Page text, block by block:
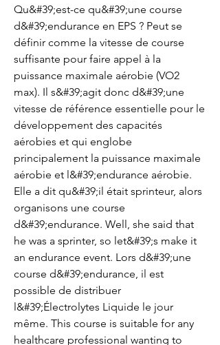
Qu&#39;est-ce qu&#39;une course
d&#39;endurance en EPS ? Peut se
définir comme la vitesse de course
suffisante pour faire appel à la
puissance maximale aérobie (VO2
max). Il s&#39;agit donc d&#39;une
vitesse de référence essentielle pour le
développement des capacités
aérobies et qui englobe
principalement la puissance maximale
aérobie et l&#39;endurance aérobie.
Elle a dit qu&#39;il était sprinteur, alors
organisons une course
d&#39;endurance. Well, she said that
he was a sprinter, so let&#39;s make it
an endurance event. Lors d&#39;une
course d&#39;endurance, il est
possible de distribuer
l&#39;Électrolytes Liquide le jour
même. This course is suitable for any
healthcare professional wanting to